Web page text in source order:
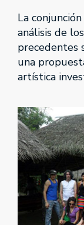
La
análisis de
precedentes
una
artística